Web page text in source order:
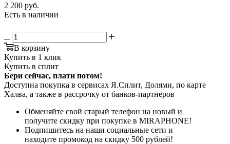
2 200 руб.
Есть в наличии
В корзину
Купить в 1 клик
Купить в сплит
Бери сейчас, плати потом!
Доступна покупка в сервисах Я.Сплит, Долями, по карте
Халва, а также в рассрочку от банков-партнеров
Обменяйте свой старый телефон на новый и
получите скидку при покупке в MIRAPHONE!
Подпишитесь на наши социальные сети и
находите промокод на скидку 500 рублей!